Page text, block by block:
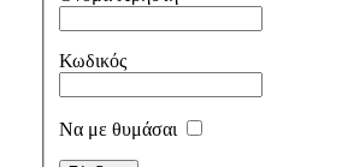
Κωδικός
Να με θυμάσαι